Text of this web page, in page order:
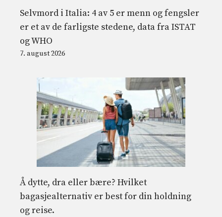
Selvmord i Italia: 4 av 5 er menn og fengsler
er et av de farligste stedene, data fra ISTAT
og WHO
7. august 2026
Å dytte, dra eller bære? Hvilket
bagasjealternativ er best for din holdning
og reise.